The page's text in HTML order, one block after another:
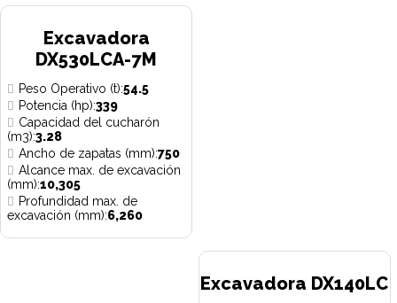
Excavadora
DX530LCA-7M
Peso Operativo (t):54.5
Potencia (hp):339
Capacidad del cucharón
(m3):3.28
Ancho de zapatas (mm):750
Alcance max. de excavación
(mm):10,305
Profundidad max. de
excavación (mm):6,260
Excavadora DX140LC